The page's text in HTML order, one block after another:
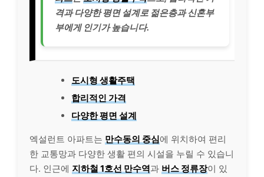
격과 다양한 평면 설계로 젊은층과 신혼부
부에게 인기가 높습니다.
도시형 생활주택
합리적인 가격
다양한 평면 설계
엑설런트 아파트는 만수동의 중심에 위치하여 편리
한 교통망과 다양한 생활 편의 시설을 누릴 수 있습니
다. 인근에 지하철 1호선 만수역과 버스 정류장이 있